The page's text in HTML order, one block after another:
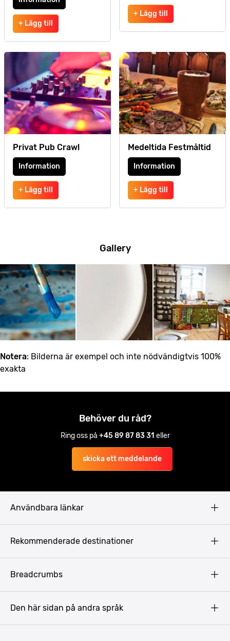
+ Lägg till
+ Lägg till
Privat Pub Crawl
Information
+ Lägg till
Medeltida Festmåltid
Information
+ Lägg till
Gallery
Notera: Bilderna är exempel och inte nödvändigtvis 100%
exakta
Behöver du råd?
Ring oss på +45 89 87 83 31 eller
skicka ett meddelande
Användbara länkar
Rekommenderade destinationer
Breadcrumbs
Den här sidan på andra språk